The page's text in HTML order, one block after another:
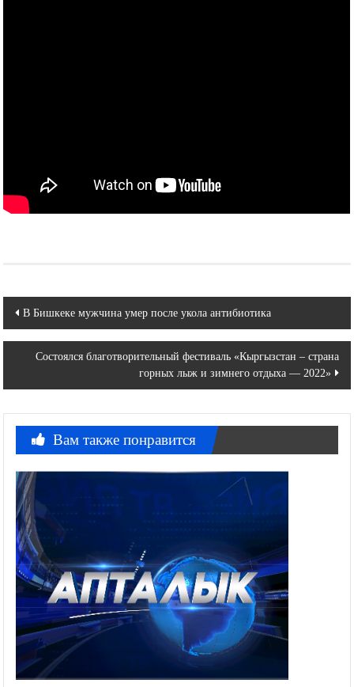
Навигация
по
записям
В Бишкеке мужчина умер после укола антибиотика
Состоялся благотворительный фестиваль «Кыргызстан – страна
горных лыж и зимнего отдыха — 2022»
Вам также понравится